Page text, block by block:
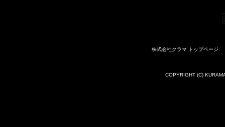
株式会社クラマ トップページ